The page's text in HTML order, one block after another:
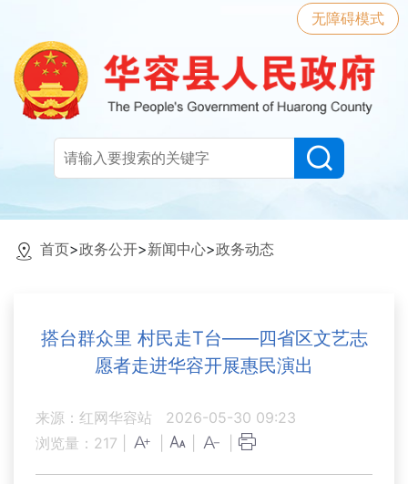
无障碍模式
首页>政务公开>新闻中心>政务动态
搭台群众里 村民走T台——四省区文艺志
愿者走进华容开展惠民演出
来源：红网华容站
2026-05-30 09:23
浏览量： 217